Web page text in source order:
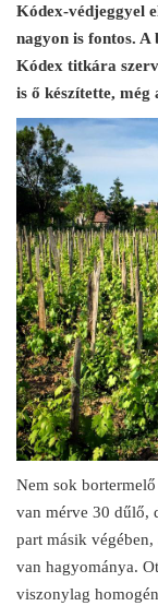
Kódex-védjeggyel
nagyon is fontos.
Kódex titkára
is ő készítette, még
Nem sok
van mérve 30 dűlő,
part másik
van hagyománya.
viszonylag